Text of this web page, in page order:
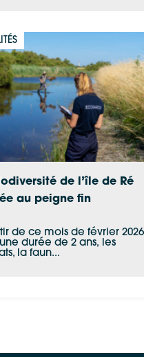
de l’île de Ré
au peigne fin
de ce mois de février
durée de 2 ans, les
la faun...